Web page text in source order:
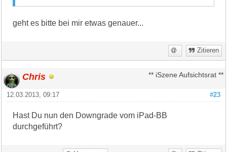
geht es bitte bei mir etwas genauer...
Zitieren
Chris ** iSzene Aufsichtsrat **
#23
12.03.2013, 09:17
Hast Du nun den Downgrade vom iPad-BB
durchgeführt?